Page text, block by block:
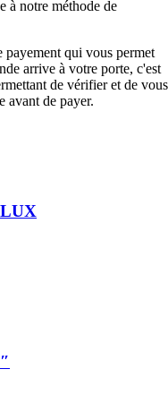
à notre méthode de
payement qui vous permet
arrive à votre porte, c'est
de vérifier et de vous
avant de payer.